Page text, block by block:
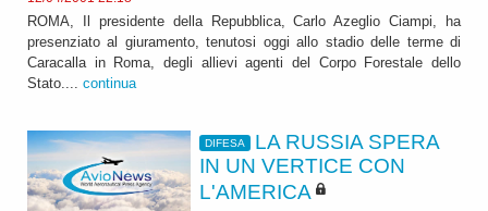
ROMA, Il presidente della Repubblica, Carlo Azeglio Ciampi, ha
presenziato al giuramento, tenutosi oggi allo stadio delle terme di
Caracalla in Roma, degli allievi agenti del Corpo Forestale dello
Stato.... continua
DIFESA
LA RUSSIA SPERA
IN UN VERTICE CON
L'AMERICA